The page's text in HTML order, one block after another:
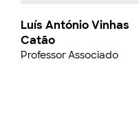
Luís António Vinhas
Catão
Professor Associado